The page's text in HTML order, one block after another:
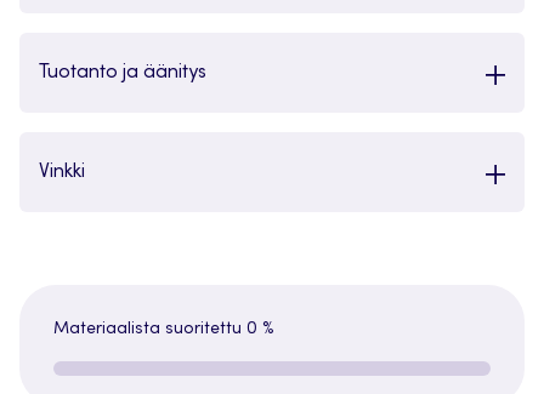
Tuotanto ja äänitys
Vinkki
Materiaalista suoritettu 0 %